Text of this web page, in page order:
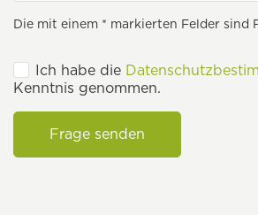
Die mit einem * markierten Felder sind
Ich habe die
Kenntnis genommen.
Frage senden